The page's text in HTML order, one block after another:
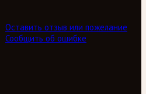
Оставить отзыв или пожелание
Сообщить об ошибке